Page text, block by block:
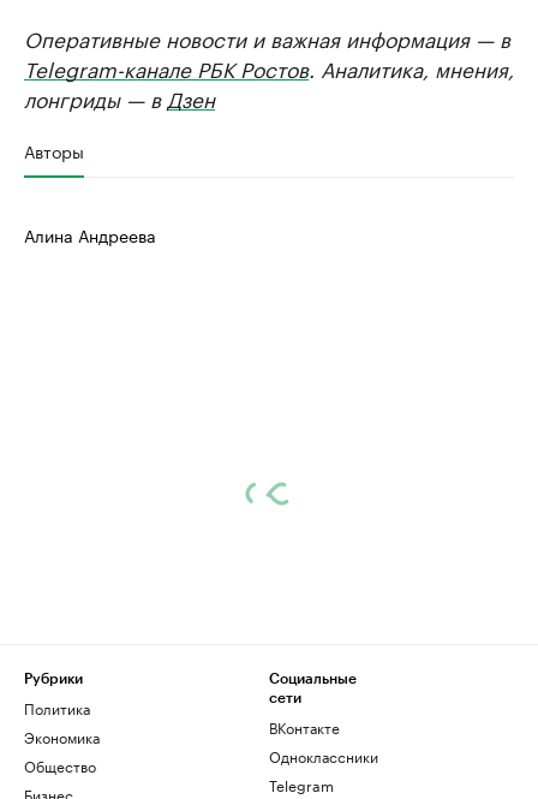
Оперативные новости и важная информация — в
Telegram-канале РБК Ростов. Аналитика, мнения,
лонгриды — в Дзен
Авторы
Алина Андреева
Рубрики
Политика
Экономика
Общество
Бизнес
Социальные
сети
ВКонтакте
Одноклассники
Telegram